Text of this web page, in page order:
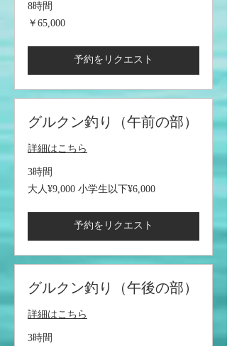
8時間
65,000
円
￥65,000
予約をリクエスト
グルクン釣り（午前の部）
詳細はこちら
3時間
大
人
小
以
大人¥9,000 小学生以下¥6,000
予約をリクエスト
グルクン釣り（午後の部）
詳細はこちら
3時間